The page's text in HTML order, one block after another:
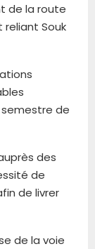
de la route
reliant Souk
de
des
de
de livrer
de la voie